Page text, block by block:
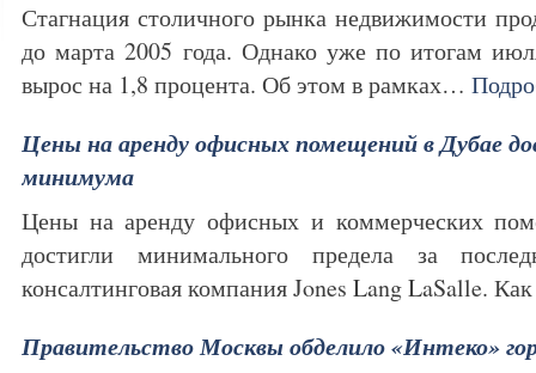
Стагнация столичного рынка недвижимости
до марта 2005 года. Однако уже по итогам
вырос на 1,8 процента. Об этом в рамках…
Цены на аренду офисных помещений в Дубае
минимума
Цены на аренду офисных и коммерческих
достигли минимального предела за
консалтинговая компания Jones Lang LaSalle.
Правительство Москвы обделило «Интеко»